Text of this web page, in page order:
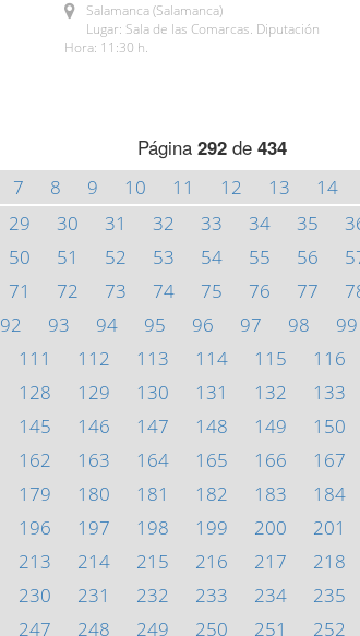
Salamanca (Salamanca)
Lugar: Sala de las Comarcas. Diputación
Hora: 11:30 h.
Página 292de 434
7 8 9 10 11 12 13 14
29 30 31 32 33 34 35
50 51 52 53 54 55 56
71 72 73 74 75 76 77
92 93 94 95 96 97 98 99
111 112 113 114 115 116
128 129 130 131 132 133
145 146 147 148 149 150
162 163 164 165 166 167
179 180 181 182 183 184
196 197 198 199 200 201
213 214 215 216 217 218
230 231 232 233 234 235
247 248 249 250 251 252